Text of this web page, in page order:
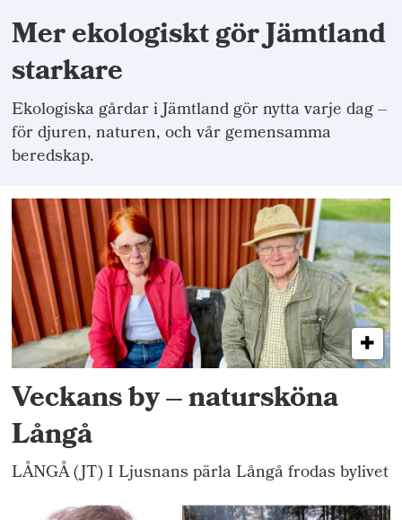
Mer ekologiskt gör Jämtland
starkare
Ekologiska gårdar i Jämtland gör nytta varje dag –
för djuren, naturen, och vår gemensamma
beredskap.
Veckans by – natursköna
Långå
LÅNGÅ (JT) I Ljusnans pärla Långå frodas bylivet